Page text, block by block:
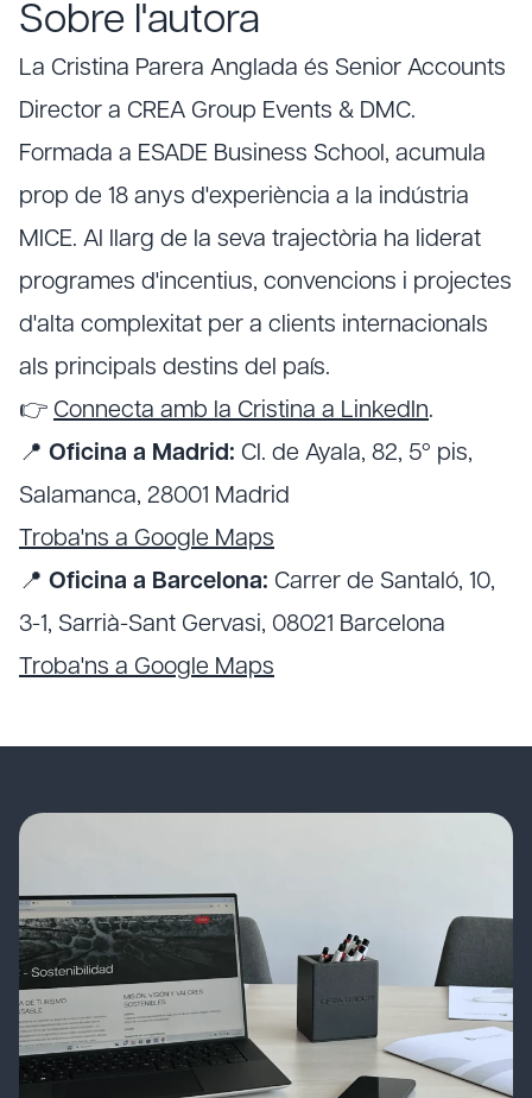
Sobre l'autora
La Cristina Parera Anglada és Senior Accounts
Director a CREA Group Events & DMC.
Formada a ESADE Business School, acumula
prop de 18 anys d'experiència a la indústria
MICE. Al llarg de la seva trajectòria ha liderat
programes d'incentius, convencions i projectes
d'alta complexitat per a clients internacionals
als principals destins del país.
👉 Connecta amb la Cristina a LinkedIn.
📍 Oficina a Madrid: Cl. de Ayala, 82, 5º pis,
Salamanca, 28001 Madrid
Troba'ns a Google Maps
📍 Oficina a Barcelona: Carrer de Santaló, 10,
3-1, Sarrià-Sant Gervasi, 08021 Barcelona
Troba'ns a Google Maps